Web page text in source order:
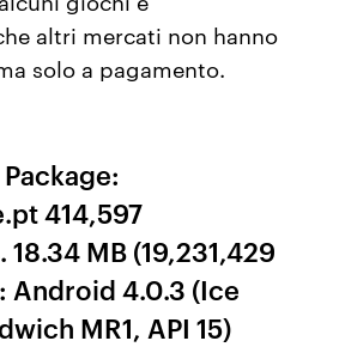
altri mercati non hanno
solo a pagamento.
414,597
MB (19,231,429
Android 4.0.3 (Ice
MR1, API 15)